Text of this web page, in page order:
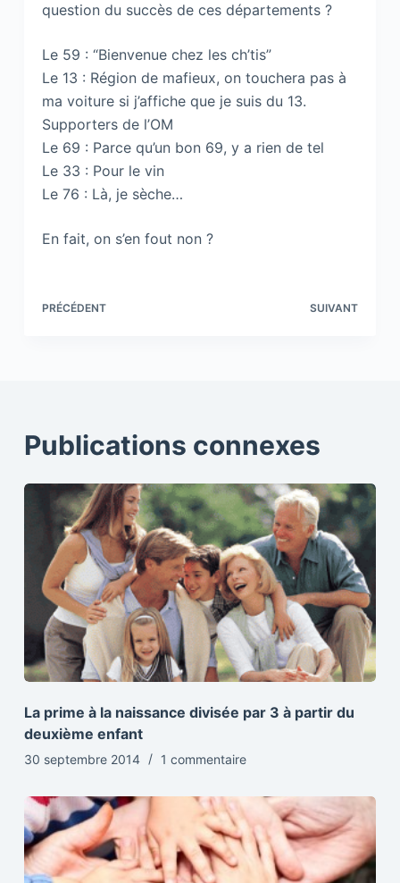
question du succès de ces départements ?
Le 59 : “Bienvenue chez les ch’tis”
Le 13 : Région de mafieux, on touchera pas à
ma voiture si j’affiche que je suis du 13.
Supporters de l’OM
Le 69 : Parce qu’un bon 69, y a rien de tel
Le 33 : Pour le vin
Le 76 : Là, je sèche…
En fait, on s’en fout non ?
PRÉCÉDENT SUIVANT
Publications connexes
La prime à la naissance divisée par 3 à partir du
deuxième enfant
30 septembre 2014 1 commentaire